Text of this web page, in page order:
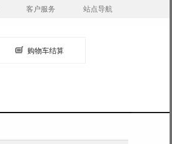
客户服务 站点导航
购物车结算